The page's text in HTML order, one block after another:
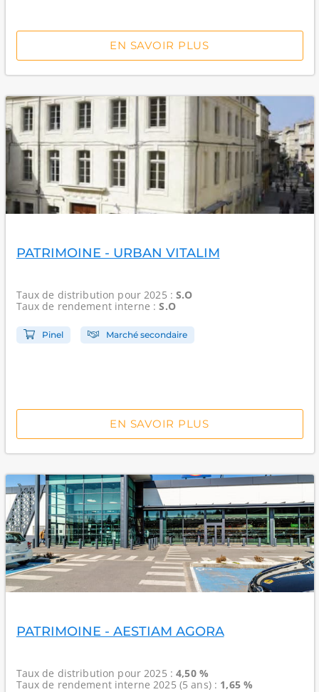
EN SAVOIR PLUS
PATRIMOINE - URBAN VITALIM
Taux de distribution pour 2025 :S.O
Taux de rendement interne :S.O
Pinel Marché secondaire
EN SAVOIR PLUS
PATRIMOINE - AESTIAM AGORA
Taux de distribution pour 2025 :4,50 %
Taux de rendement interne2025 (5 ans) : 1,65 %